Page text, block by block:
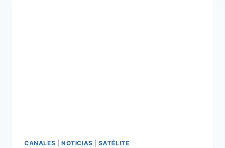
CANALES NOTICIAS SATÉLITE